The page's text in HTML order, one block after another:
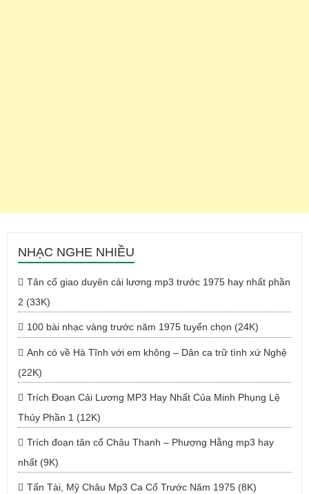
NHẠC NGHE NHIỀU
Tân cổ giao duyên cải lương mp3 trước 1975 hay nhất phần
2 (33K)
100 bài nhạc vàng trước năm 1975 tuyển chọn (24K)
Anh có về Hà Tĩnh với em không – Dân ca trữ tình xứ Nghệ
(22K)
Trích Đoạn Cải Lương MP3 Hay Nhất Của Minh Phụng Lệ
Thủy Phần 1 (12K)
Trích đoạn tân cổ Châu Thanh – Phượng Hằng mp3 hay
nhất (9K)
Tấn Tài, Mỹ Châu Mp3 Ca Cổ Trước Năm 1975 (8K)